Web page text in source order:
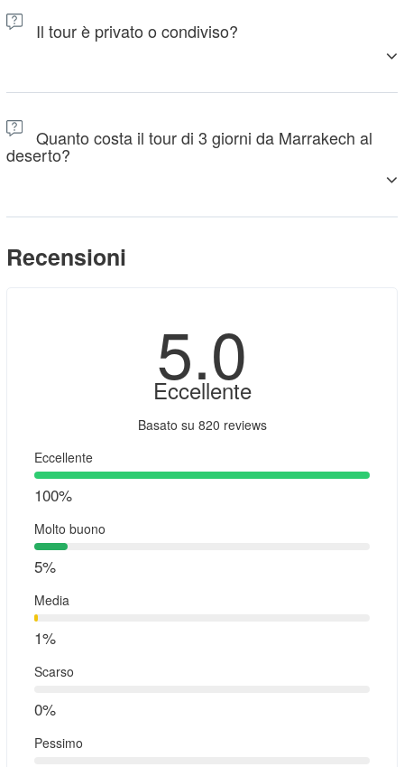
08:00 e verremo a prendervi nel luogo da voi preferito, che
sia la stazione ferroviaria, l'aeroporto o il vostro alloggio.
Il tour è privato o condiviso?
Questo tour di 3 giorni da Marrakech al deserto di Merzouga
è privato. Ci sarete solo tu (o il tuo gruppo) con l'autista/guida
per l'intero viaggio. Se sei interessato a un tour condiviso, dai
un'occhiata al nostro tour di gruppo condiviso di 3 giorni nel
deserto da Marrakech oppure contattaci per maggiori dettagli.
Quanto costa il tour di 3 giorni da Marrakech al
deserto?
hotel e dei campi nel deserto da standard a mid-range o
Recensioni
5.0
Eccellente
Basato su 820 reviews
Eccellente
100%
Molto buono
5%
Media
1%
Scarso
0%
Pessimo